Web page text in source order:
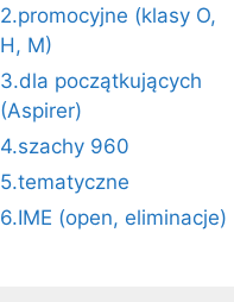
2.promocyjne (klasy O,
H, M)
3.dla początkujących
(Aspirer)
4.szachy 960
5.tematyczne
6.IME (open, eliminacje)